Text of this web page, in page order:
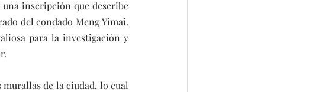
una inscripción que describe
del condado Meng Yimai.
para la investigación y
de la ciudad, lo cual